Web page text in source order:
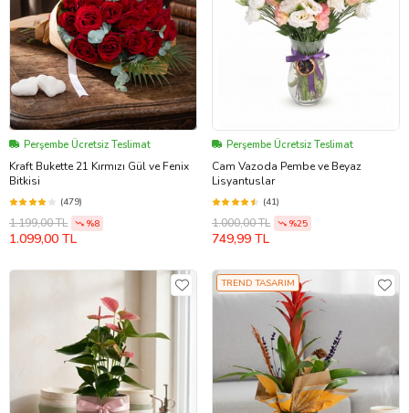
Perşembe Ücretsiz Teslimat
Kraft Bukette 21 Kırmızı Gül ve Fenix
Bitkisi
(479)
1.199,00 TL %8
1.099,00 TL
Perşembe Ücretsiz Teslimat
Cam Vazoda Pembe ve Beyaz
Lisyantuslar
(41)
1.000,00 TL %25
749,99 TL
TREND TASARIM